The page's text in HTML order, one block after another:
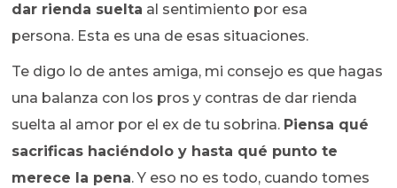
dar rienda suelta al sentimiento por esa
persona. Esta es una de esas situaciones.
Te digo lo de antes amiga, mi consejo es que hagas
una balanza con los pros y contras de dar rienda
suelta al amor por el ex de tu sobrina. Piensa qué
sacrificas haciéndolo y hasta qué punto te
merece la pena. Y eso no es todo, cuando tomes